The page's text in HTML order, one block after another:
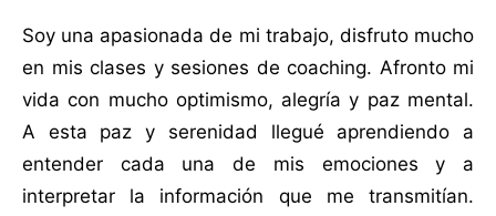
Soy una apasionada de mi trabajo, disfruto mucho
en mis clases y sesiones de coaching. Afronto mi
vida con mucho optimismo, alegría y paz mental.
A esta paz y serenidad llegué aprendiendo a
entender cada una de mis emociones y a
interpretar la información que me transmitían.